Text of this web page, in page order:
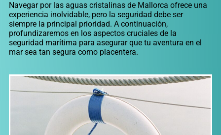
Navegar por las aguas cristalinas de Mallorca ofrece una
experiencia inolvidable, pero la seguridad debe ser
siempre la principal prioridad. A continuación,
profundizaremos en los aspectos cruciales de la
seguridad marítima para asegurar que tu aventura en el
mar sea tan segura como placentera.